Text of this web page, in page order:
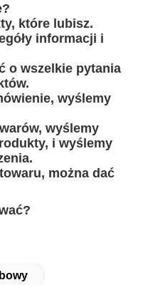
które lubisz.
informacji i
o wszelkie pytania
wyślemy
wyślemy
i wyślemy
można dać